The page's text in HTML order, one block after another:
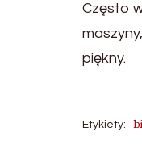
Często
piękny.
Etykiety: